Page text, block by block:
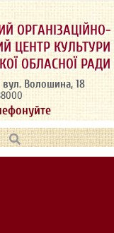
ОРГАНІЗАЦІЙНО-
ЦЕНТР КУЛЬТУРИ
ОБЛАСНОЇ РАДИ
вул. Волошина, 18